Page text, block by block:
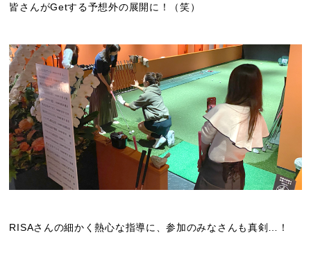
皆さんがGetする予想外の展開に！（笑）
RISAさんの細かく熱心な指導に、参加のみなさんも真剣…！